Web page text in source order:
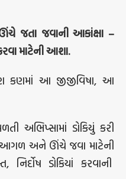
જતા જવાની આકાંક્ષા –
માટેનીઆશા.
કણમાં આ જીજીવિષા, આ
અભિપ્સામાં ડોકિયું કરી
આગળ અને ઊંચે જવા માટેની
ડોકિયાં કરવાની